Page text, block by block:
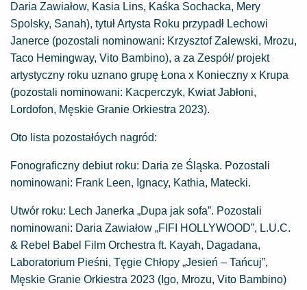
Daria Zawiałow, Kasia Lins, Kaśka Sochacka, Mery
Spolsky, Sanah), tytuł Artysta Roku przypadł Lechowi
Janerce (pozostali nominowani: Krzysztof Zalewski, Mrozu,
Taco Hemingway, Vito Bambino), a za Zespół/ projekt
artystyczny roku uznano grupę Łona x Konieczny x Krupa
(pozostali nominowani: Kacperczyk, Kwiat Jabłoni,
Lordofon, Męskie Granie Orkiestra 2023).
Oto lista pozostałóych nagród:
Fonograficzny debiut roku: Daria ze Śląska. Pozostali
nominowani: Frank Leen, Ignacy, Kathia, Matecki.
Utwór roku: Lech Janerka „Dupa jak sofa”. Pozostali
nominowani: Daria Zawiałow „FIFI HOLLYWOOD”, L.U.C.
& Rebel Babel Film Orchestra ft. Kayah, Dagadana,
Laboratorium Pieśni, Tęgie Chłopy „Jesień – Tańcuj”,
Męskie Granie Orkiestra 2023 (Igo, Mrozu, Vito Bambino)